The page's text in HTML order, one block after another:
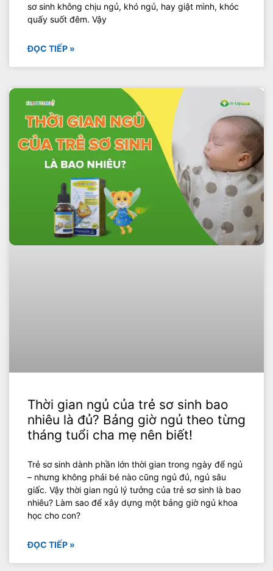
sơ sinh không chịu ngủ, khó ngủ, hay giật mình, khóc
quấy suốt đêm. Vậy
ĐỌC TIẾP »
Thời gian ngủ của trẻ sơ sinh bao
nhiêu là đủ? Bảng giờ ngủ theo từng
tháng tuổi cha mẹ nên biết!
Trẻ sơ sinh dành phần lớn thời gian trong ngày để ngủ
– nhưng không phải bé nào cũng ngủ đủ, ngủ sâu
giấc. Vậy thời gian ngủ lý tưởng của trẻ sơ sinh là bao
nhiêu? Làm sao để xây dựng một bảng giờ ngủ khoa
học cho con?
ĐỌC TIẾP »